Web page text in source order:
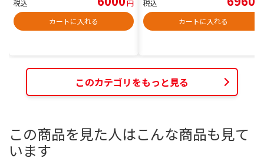
税込
円
カートに入れる
税込
カートに入れる
このカテゴリをもっと見る
この商品を見た人はこんな商品も見て
います